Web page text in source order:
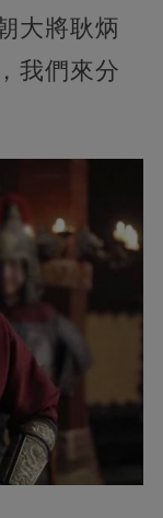
大將耿炳
我們來分